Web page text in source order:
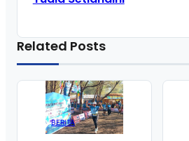
Related Posts
BERITA